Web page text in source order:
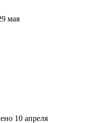
мая
10 апреля